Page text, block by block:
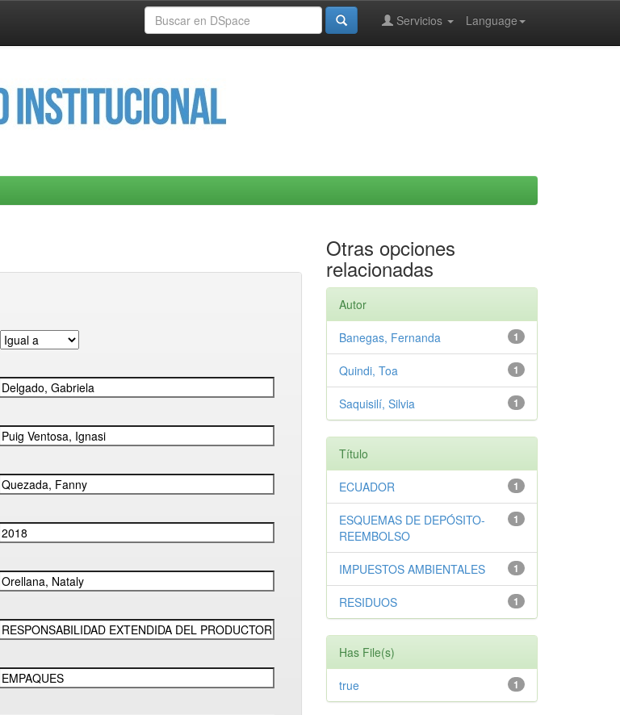
Language
Servicios
Otras opciones
relacionadas
Autor
1
Banegas, Fernanda
1
Quindi, Toa
1
Saquisilí, Silvia
Título
1
ECUADOR
1
ESQUEMAS DE DEPÓSITO-
REEMBOLSO
1
IMPUESTOS AMBIENTALES
1
RESIDUOS
Has File(s)
1
true